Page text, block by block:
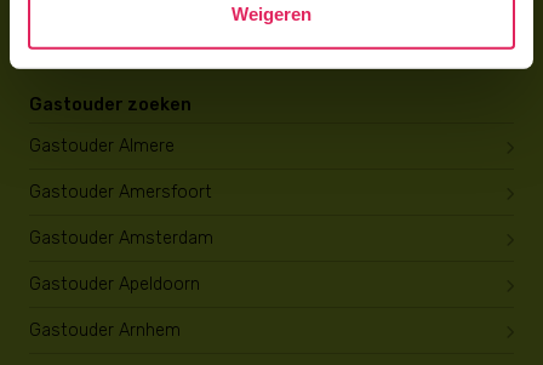
Weigeren
Gastouder zoeken
Gastouder Almere
Gastouder Amersfoort
Gastouder Amsterdam
Gastouder Apeldoorn
Gastouder Arnhem